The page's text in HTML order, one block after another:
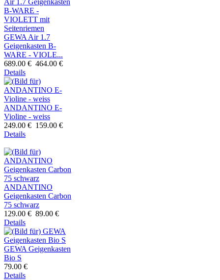
GEWA Air 1.7
Geigenkasten B-
WARE - VIOLE...
689.00 € 464.00 €
Details
ANDANTINO E-
Violine - weiss
249.00 € 159.00 €
Details
ANDANTINO
Geigenkasten Carbon
75 schwarz
129.00 € 89.00 €
Details
GEWA Geigenkasten
Bio S
79.00 €
Details